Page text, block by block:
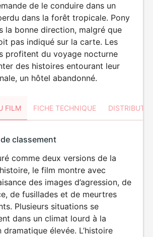
de le conduire dans un
dans la forêt tropicale. Pony
la bonne direction, malgré que
pas indiqué sur la carte. Les
profitent du voyage nocturne
des histoires entourant leur
un hôtel abandonné.
FILM FICHE TECHNIQUE
VIOLENCE
classement
comme deux versions de la
le film montre avec
des images d’agression, de
de fusillades et de meurtres
Plusieurs situations se
dans un climat lourd à la
dramatique élevée. L’histoire